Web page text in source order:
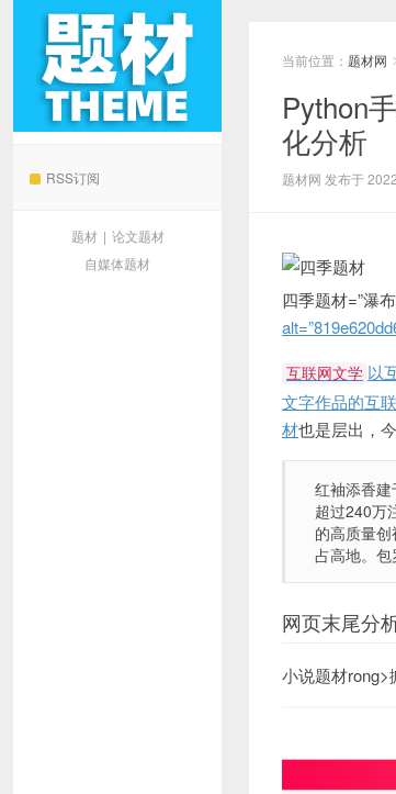
RSS订阅
题材 | 论文题材
自媒体题材
当前位置： 题材网
Python
化分析
题材网 发布于
四季题材=”瀑
互联网文学 以
文字作品的互
材也是层出，
红袖添香
超过240万
的高质量创
占高地。
网页末尾分
小说题材rong>